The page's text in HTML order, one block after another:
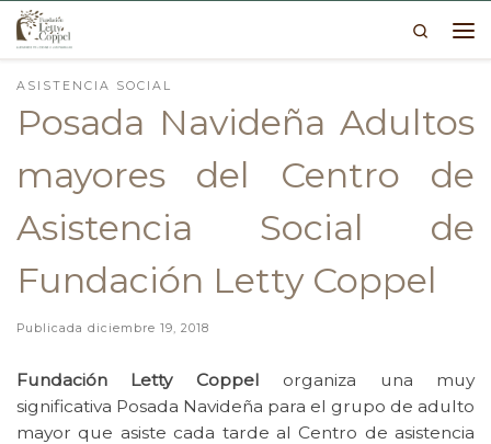
Skip to content
Search
ASISTENCIA SOCIAL
Posada Navideña Adultos
mayores del Centro de
Asistencia Social de
Fundación Letty Coppel
Publicada diciembre 19, 2018
Fundación Letty Coppel organiza una muy
significativa Posada Navideña para el grupo de adulto
mayor que asiste cada tarde al Centro de asistencia